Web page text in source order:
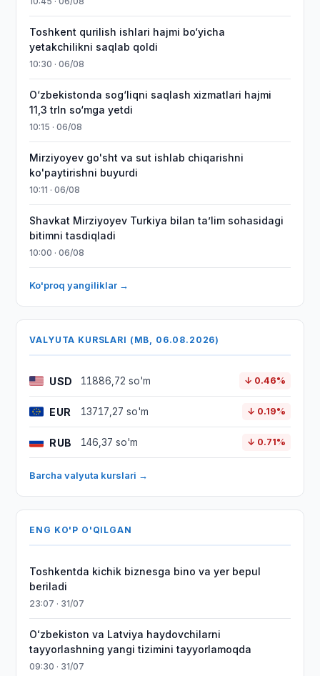
Toshkent qurilish ishlari hajmi bo‘yicha
yetakchilikni saqlab qoldi
10:30 · 06/08
O‘zbekistonda sog‘liqni saqlash xizmatlari hajmi
11,3 trln so‘mga yetdi
10:15 · 06/08
Mirziyoyev go'sht va sut ishlab chiqarishni
ko'paytirishni buyurdi
10:11 · 06/08
Shavkat Mirziyoyev Turkiya bilan taʼlim sohasidagi
bitimni tasdiqladi
10:00 · 06/08
Ko'proq yangiliklar →
VALYUTA KURSLARI (MB, 06.08.2026)
USD 11886,72 so'm ↓ 0.46%
EUR 13717,27 so'm ↓ 0.19%
RUB 146,37 so'm ↓ 0.71%
Barcha valyuta kurslari →
ENG KO'P O'QILGAN
Toshkentda kichik biznesga bino va yer bepul
beriladi
23:07 · 31/07
Oʻzbekiston va Latviya haydovchilarni
tayyorlashning yangi tizimini tayyorlamoqda
09:30 · 31/07